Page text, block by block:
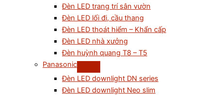
Đèn LED trang trí sân vườn
Đèn LED lối đi, cầu thang
Đèn LED thoát hiểm – Khẩn cấp
Đèn LED nhà xưởng
Đèn huỳnh quang T8 – T5
Panasonic
Đèn LED downlight DN series
Đèn LED downlight Neo slim